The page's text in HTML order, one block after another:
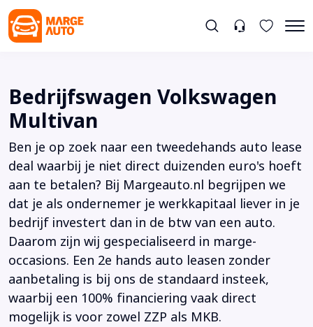
Bedrijfswagen Volkswagen
Multivan
Ben je op zoek naar een tweedehands auto lease
deal waarbij je niet direct duizenden euro's hoeft
aan te betalen? Bij Margeauto.nl begrijpen we
dat je als ondernemer je werkkapitaal liever in je
bedrijf investert dan in de btw van een auto.
Daarom zijn wij gespecialiseerd in marge-
occasions. Een 2e hands auto leasen zonder
aanbetaling is bij ons de standaard insteek,
waarbij een 100% financiering vaak direct
mogelijk is voor zowel ZZP als MKB.